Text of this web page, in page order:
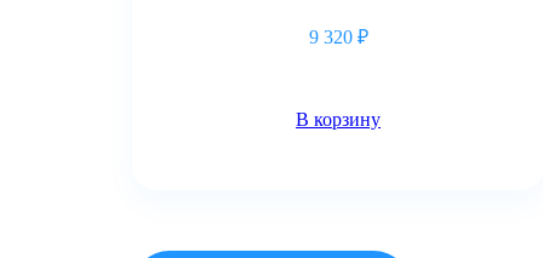
9 320 ₽
В корзину